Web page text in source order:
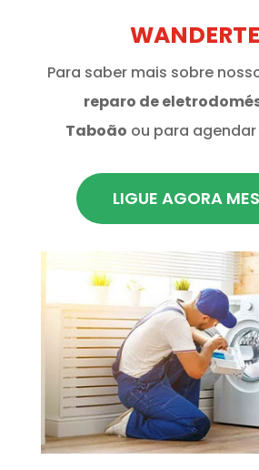
Para saber mais sobre
reparo de
Taboão ou para
LIGUE AGORA